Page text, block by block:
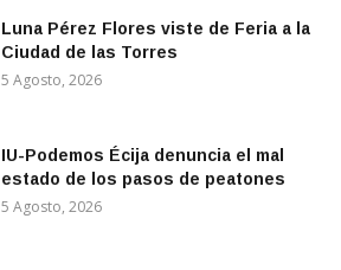
Luna Pérez Flores viste de Feria a la
Ciudad de las Torres
5 Agosto, 2026
IU-Podemos Écija denuncia el mal
estado de los pasos de peatones
5 Agosto, 2026